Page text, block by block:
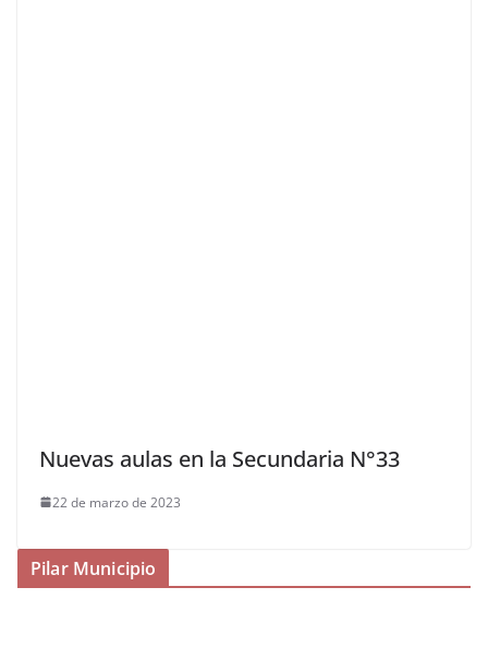
Nuevas aulas en la Secundaria N°33
22 de marzo de 2023
Pilar Municipio